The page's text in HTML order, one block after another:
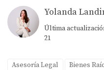
Yolanda
Última
21
Asesoría Legal Bienes